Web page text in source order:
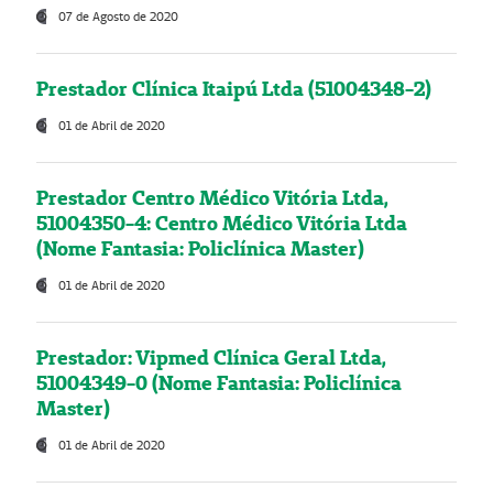
07 de Agosto de 2020
Prestador Clínica Itaipú Ltda (51004348-2)
01 de Abril de 2020
Prestador Centro Médico Vitória Ltda,
51004350-4: Centro Médico Vitória Ltda
(Nome Fantasia: Policlínica Master)
01 de Abril de 2020
Prestador: Vipmed Clínica Geral Ltda,
51004349-0 (Nome Fantasia: Policlínica
Master)
01 de Abril de 2020